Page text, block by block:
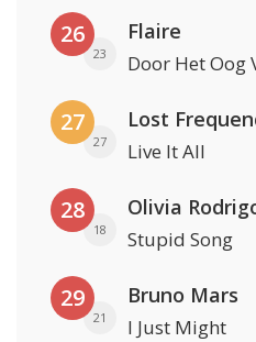
26
23
Flaire
Door Het Oog
27
27
Lost
Live It All
28
18
Olivia
Stupid Song
29
21
Bruno Mars
I Just Might